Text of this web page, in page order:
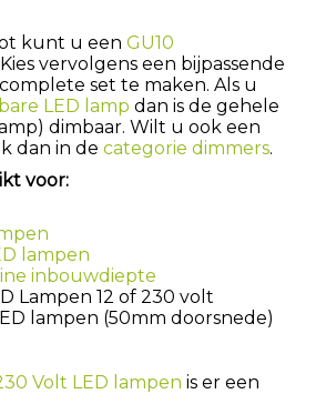
kunt u een GU10
vervolgens een bijpassende
set te maken. Als u
LED lamp dan is de gehele
dimbaar. Wilt u ook een
dan in de categorie dimmers.
voor:
lampen
inbouwdiepte
Lampen 12 of 230 volt
lampen (50mm doorsnede)
Volt LED lampen is er een